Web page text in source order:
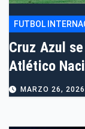
FUTBOL
Cruz Azul
Atlético
MARZO 26, 2026